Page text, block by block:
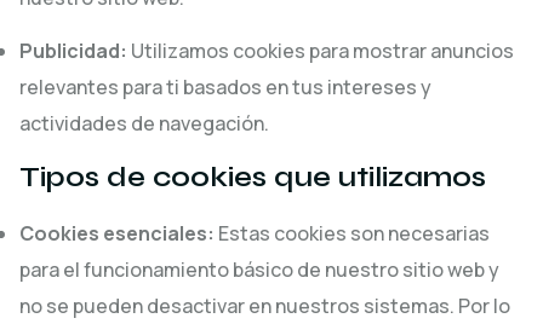
Publicidad: Utilizamos cookies para mostrar anuncios
relevantes para ti basados en tus intereses y
actividades de navegación.
Tipos de cookies que utilizamos
Cookies esenciales: Estas cookies son necesarias
para el funcionamiento básico de nuestro sitio web y
no se pueden desactivar en nuestros sistemas. Por lo